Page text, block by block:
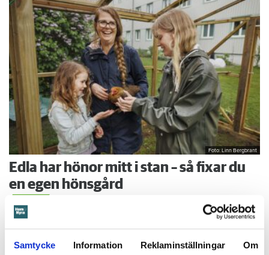
Samtycke Information Reklaminställningar Om
Foto: Linn Bergbrant
Edla har hönor mitt i stan – så fixar du
en egen hönsgård
från grunden.